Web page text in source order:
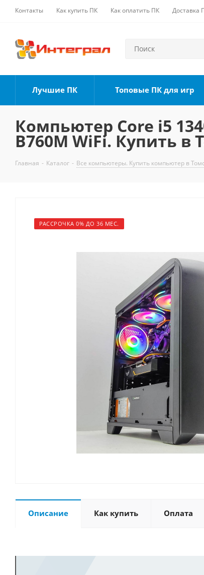
Контакты Как купить ПК Как оплатить ПК Доставка
Лучшие ПК Топовые ПК для игр
Компьютер Core i5
B760M WiFi. Купить в
Главная - Каталог - Все компьютеры. Купить компьютер в
РАССРОЧКА 0% ДО 36 МЕС.
Описание Как купить Оплата